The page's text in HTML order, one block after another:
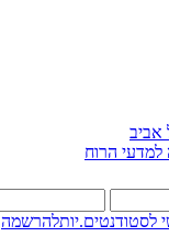
למדעי הרוח
לסטודנטים.יותלהרשמה